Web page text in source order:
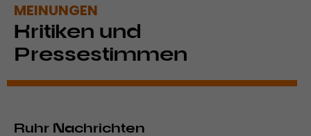
MEINUNGEN
Kritiken und
Pressestimmen
Ruhr Nachrichten